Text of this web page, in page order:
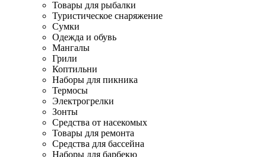
Товары для рыбалки
Туристическое снаряжение
Сумки
Одежда и обувь
Мангалы
Грили
Коптильни
Наборы для пикника
Термосы
Электрогрелки
Зонты
Средства от насекомых
Товары для ремонта
Средства для бассейна
Наборы для барбекю